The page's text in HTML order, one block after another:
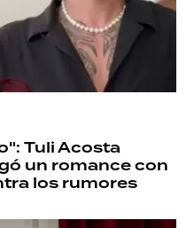
Tuli Acosta
un romance con
los rumores